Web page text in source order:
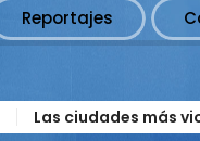
Reportajes
Las ciudades más